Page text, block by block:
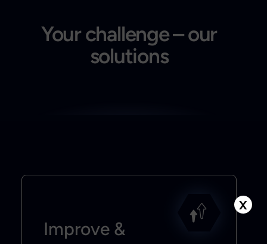
Your challenge – our
solutions
Improve &
X